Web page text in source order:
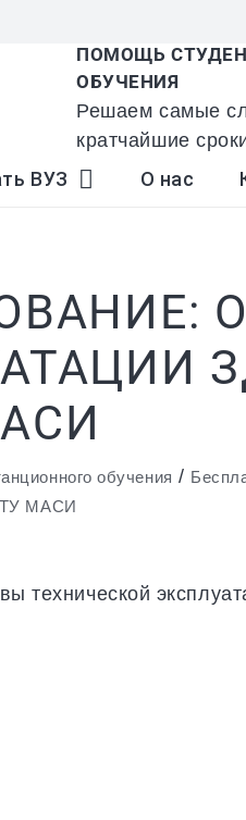
ПОМОЩЬ
ОБУЧЕНИЯ
Решаем самые
кратчайшие
ВУЗ О нас
обучения /
МАСИ
технической